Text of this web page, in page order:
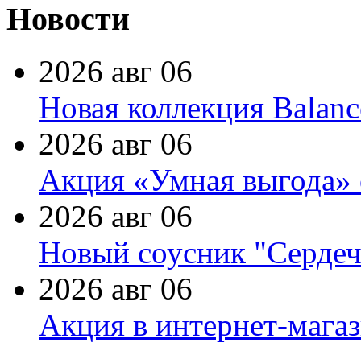
Новости
2026 авг 06
Новая коллекция
2026 авг 06
Акция «Умная выгода»
2026 авг 06
Новый соусник
2026 авг 06
Акция в интернет-